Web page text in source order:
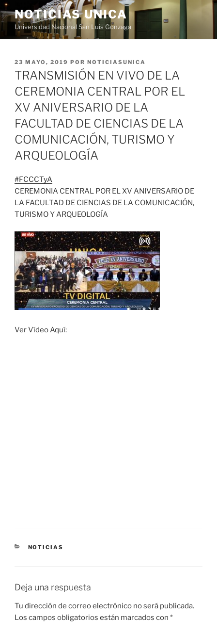
Saltar
al
contenido
NOTICIAS UNICA
Universidad Nacional San Luis Gonzaga
PUBLICADO
EL
23 MAYO, 2019 POR NOTICIASUNICA
TRANSMISIÓN EN VIVO DE LA
CEREMONIA CENTRAL POR EL
XV ANIVERSARIO DE LA
FACULTAD DE CIENCIAS DE LA
COMUNICACIÓN, TURISMO Y
ARQUEOLOGÍA
#FCCCTyA
CEREMONIA CENTRAL POR EL XV ANIVERSARIO DE
LA FACULTAD DE CIENCIAS DE LA COMUNICACIÓN,
TURISMO Y ARQUEOLOGÍA
Ver Vídeo Aquí:
CATEGORÍAS
NOTICIAS
Deja una respuesta
Tu dirección de correo electrónico no será publicada.
Los campos obligatorios están marcados con *